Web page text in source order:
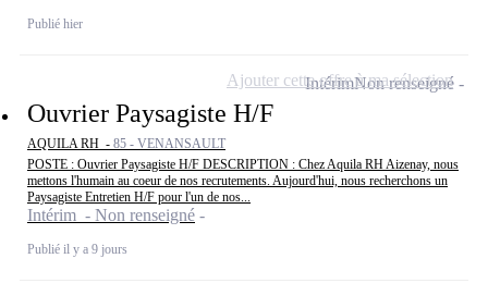
Publié hier
Ouvrier Paysagiste H/F
AQUILA RH - 85 - VENANSAULT
POSTE : Ouvrier Paysagiste H/F DESCRIPTION : Chez Aquila RH Aizenay, nous
mettons l'humain au coeur de nos recrutements. Aujourd'hui, nous recherchons un
Paysagiste Entretien H/F pour l'un de nos...
Intérim - Non renseigné
Publié il y a 9 jours
IntérimNon renseigné
Ajouter cette offre à ma sélection